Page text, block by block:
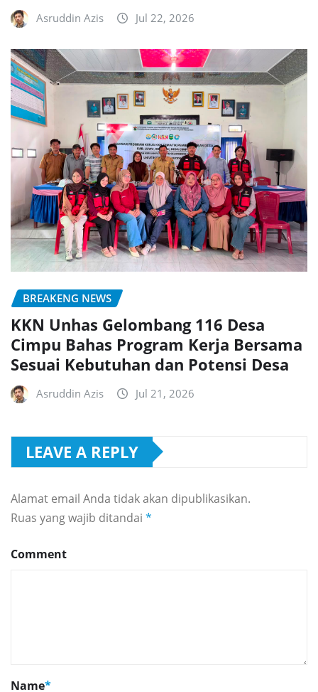
Asruddin Azis Jul 22, 2026
BREAKENG NEWS
KKN Unhas Gelombang 116 Desa
Cimpu Bahas Program Kerja Bersama
Sesuai Kebutuhan dan Potensi Desa
Asruddin Azis Jul 21, 2026
LEAVE A REPLY
Alamat email Anda tidak akan dipublikasikan.
Ruas yang wajib ditandai *
Comment
Name*